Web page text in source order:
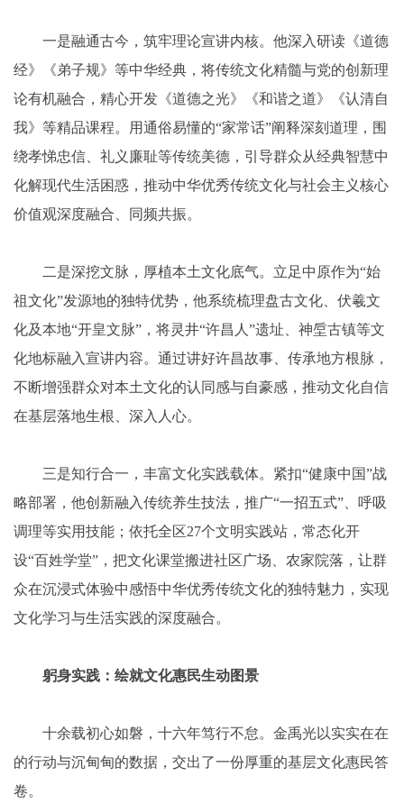
一是融通古今，筑牢理论宣讲内核。他深入研读《道德
经》《弟子规》等中华经典，将传统文化精髓与党的创新理
论有机融合，精心开发《道德之光》《和谐之道》《认清自
我》等精品课程。用通俗易懂的“家常话”阐释深刻道理，围
绕孝悌忠信、礼义廉耻等传统美德，引导群众从经典智慧中
化解现代生活困惑，推动中华优秀传统文化与社会主义核心
价值观深度融合、同频共振。
二是深挖文脉，厚植本土文化底气。立足中原作为“始
祖文化”发源地的独特优势，他系统梳理盘古文化、伏羲文
化及本地“开皇文脉”，将灵井“许昌人”遗址、神垕古镇等文
化地标融入宣讲内容。通过讲好许昌故事、传承地方根脉，
不断增强群众对本土文化的认同感与自豪感，推动文化自信
在基层落地生根、深入人心。
三是知行合一，丰富文化实践载体。紧扣“健康中国”战
略部署，他创新融入传统养生技法，推广“一招五式”、呼吸
调理等实用技能；依托全区27个文明实践站，常态化开
设“百姓学堂”，把文化课堂搬进社区广场、农家院落，让群
众在沉浸式体验中感悟中华优秀传统文化的独特魅力，实现
文化学习与生活实践的深度融合。
躬身实践：绘就文化惠民生动图景
十余载初心如磐，十六年笃行不怠。金禹光以实实在在
的行动与沉甸甸的数据，交出了一份厚重的基层文化惠民答
卷。